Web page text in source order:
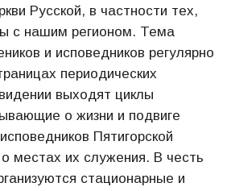
Русской, в частности тех,
с нашим регионом. Тема
и исповедников регулярно
периодических
выходят циклы
о жизни и подвиге
Пятигорской
местах их служения. В честь
стационарные и